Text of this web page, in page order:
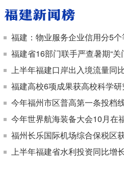
福建：物业服务企业信用分5个
福建省16部门联手严查暑期“关
上半年福建口岸出入境流量同
福建高校6项成果获高校科学
今年福州市区普高第一条投档
今年世界航海装备大会10月在
福州长乐国际机场综合保税区
上半年福建省水利投资同比增